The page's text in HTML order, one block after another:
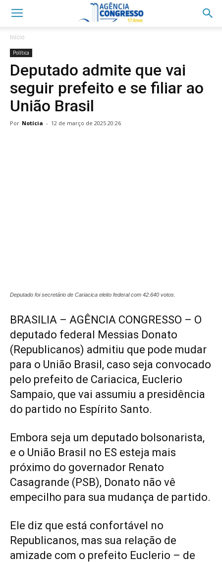
Início
Política
Deputado admite que vai
seguir prefeito e se filiar ao
União Brasil
Por Notícia - 12 de março de 2025 20:26
Deputado foi secretário de Cariacica eleito federal com 42.640 votos.
BRASILIA – AGÊNCIA CONGRESSO – O
deputado federal Messias Donato
(Republicanos) admitiu que pode mudar
para o União Brasil, caso seja convocado
pelo prefeito de Cariacica, Euclerio
Sampaio, que vai assumiu a presidência
do partido no Espírito Santo.
Embora seja um deputado bolsonarista,
e o União Brasil no ES esteja mais
próximo do governador Renato
Casagrande (PSB), Donato não vê
empecilho para sua mudança de partido.
Ele diz que está confortável no
Republicanos, mas sua relação de
amizade com o prefeito Euclerio – de